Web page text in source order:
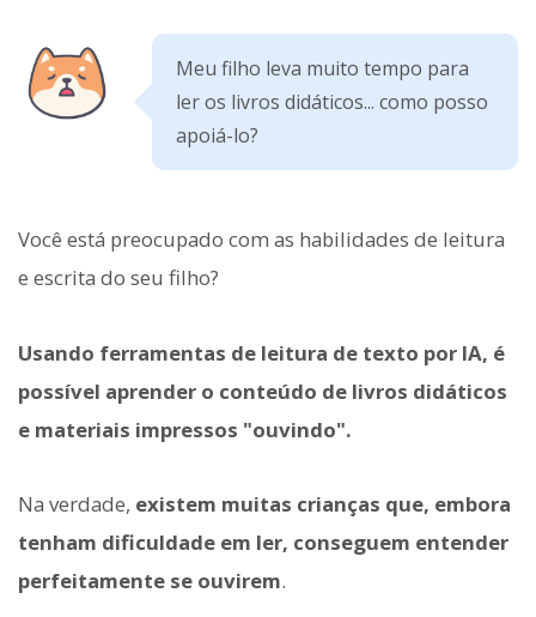
Meu filho leva muito tempo para
ler os livros didáticos... como posso
apoiá-lo?
Você está preocupado com as habilidades de leitura
e escrita do seu filho?
Usando ferramentas de leitura de texto por IA, é
possível aprender o conteúdo de livros didáticos
e materiais impressos "ouvindo".
Na verdade, existem muitas crianças que, embora
tenham dificuldade em ler, conseguem entender
perfeitamente se ouvirem.